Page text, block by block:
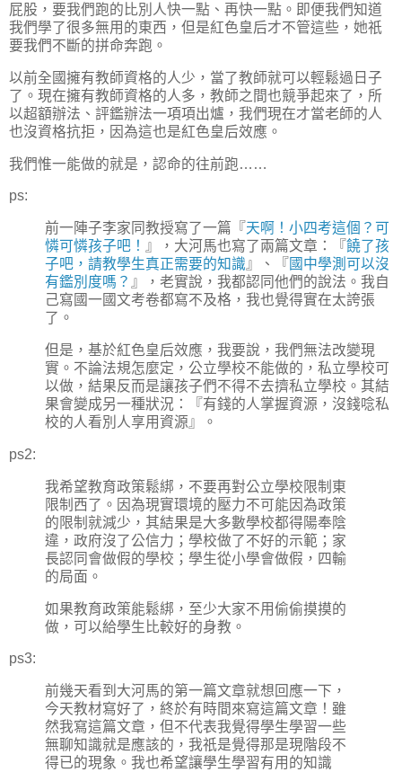
屁股，要我們跑的比別人快一點、再快一點。即便我們知道
我們學了很多無用的東西，但是紅色皇后才不管這些，她祇
要我們不斷的拼命奔跑。
以前全國擁有教師資格的人少，當了教師就可以輕鬆過日子
了。現在擁有教師資格的人多，教師之間也競爭起來了，所
以超額辦法、評鑑辦法一項項出爐，我們現在才當老師的人
也沒資格抗拒，因為這也是紅色皇后效應。
我們惟一能做的就是，認命的往前跑……
ps:
前一陣子李家同教授寫了一篇『天啊！小四考這個？可
憐可憐孩子吧！ 』，大河馬也寫了兩篇文章：『饒了孩
子吧，請教學生真正需要的知識 』、『 國中學測可以沒
有鑑別度嗎？ 』，老實說，我都認同他們的說法。我自
己寫國一國文考卷都寫不及格，我也覺得實在太誇張
了。
但是，基於紅色皇后效應，我要說，我們無法改變現
實。不論法規怎麼定，公立學校不能做的，私立學校可
以做，結果反而是讓孩子們不得不去擠私立學校。其結
果會變成另一種狀況：『有錢的人掌握資源，沒錢唸私
校的人看別人享用資源』。
ps2:
我希望教育政策鬆綁，不要再對公立學校限制東
限制西了。因為現實環境的壓力不可能因為政策
的限制就減少，其結果是大多數學校都得陽奉陰
違，政府沒了公信力；學校做了不好的示範；家
長認同會做假的學校；學生從小學會做假，四輸
的局面。
如果教育政策能鬆綁，至少大家不用偷偷摸摸的
做，可以給學生比較好的身教。
ps3:
前幾天看到大河馬的第一篇文章就想回應一下，
今天教材寫好了，終於有時間來寫這篇文章！雖
然我寫這篇文章，但不代表我覺得學生學習一些
無聊知識就是應該的，我祇是覺得那是現階段不
得已的現象。我也希望讓學生學習有用的知識